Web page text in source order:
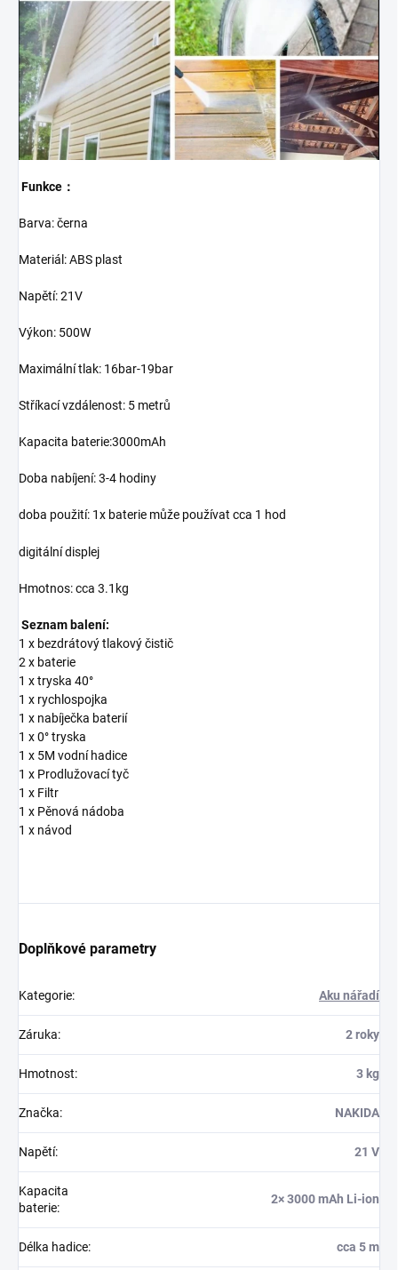
Funkce：
Barva: černa
Materiál: ABS plast
Napětí: 21V
Výkon: 500W
Maximální tlak: 16bar-19bar
Stříkací vzdálenost: 5 metrů
Kapacita baterie:3000mAh
Doba nabíjení: 3-4 hodiny
doba použití: 1x baterie může používat cca 1 hod
digitální displej
Hmotnos: cca 3.1kg
Seznam balení:
1 x bezdrátový tlakový čistič
2 x baterie
1 x tryska 40°
1 x rychlospojka
1 x nabíječka baterií
1 x 0° tryska
1 x 5M vodní hadice
1 x Prodlužovací tyč
1 x Filtr
1 x Pěnová nádoba
1 x návod
Doplňkové parametry
Kategorie: Aku nářadí
Záruka: 2 roky
Hmotnost: 3 kg
Značka: NAKIDA
Napětí: 21 V
Kapacita
baterie:
2× 3000 mAh Li-ion
Délka hadice: cca 5 m